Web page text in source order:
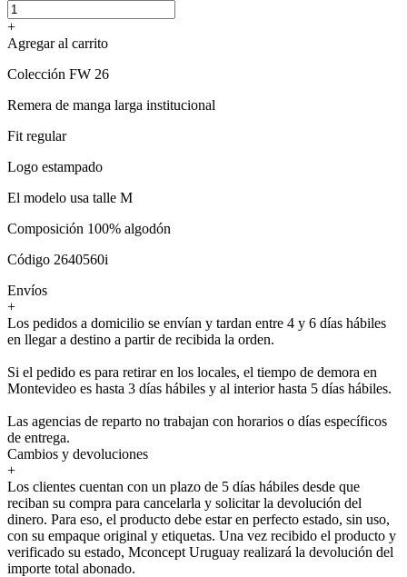
+
Agregar al carrito
Colección FW 26
Remera de manga larga institucional
Fit regular
Logo estampado
El modelo usa talle M
Composición 100% algodón
Código 2640560i
Envíos
+
Los pedidos a domicilio se envían y tardan entre 4 y 6 días hábiles
en llegar a destino a partir de recibida la orden.
Si el pedido es para retirar en los locales, el tiempo de demora en
Montevideo es hasta 3 días hábiles y al interior hasta 5 días hábiles.
Las agencias de reparto no trabajan con horarios o días específicos
de entrega.
Cambios y devoluciones
+
Los clientes cuentan con un plazo de 5 días hábiles desde que
reciban su compra para cancelarla y solicitar la devolución del
dinero. Para eso, el producto debe estar en perfecto estado, sin uso,
con su empaque original y etiquetas. Una vez recibido el producto y
verificado su estado, Mconcept Uruguay realizará la devolución del
importe total abonado.